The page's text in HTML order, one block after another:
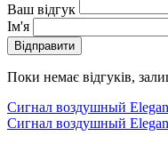
Ваш відгук
Ім'я
Відправити
Поки немає відгуків,
Сигнал воздушный
Сигнал воздушный